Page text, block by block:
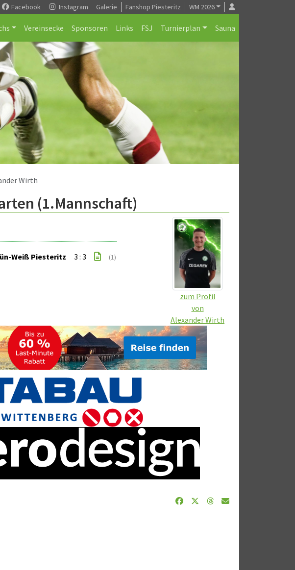
Facebook Instagram Galerie Fanshop Piesteritz WM 2026
Vereinsecke Sponsoren Links FSJ Turnierplan Sauna
Wirth
(1.Mannschaft)
zum Profil
von
Alexander Wirth
Weiß Piesteritz 3 : 3 (1)